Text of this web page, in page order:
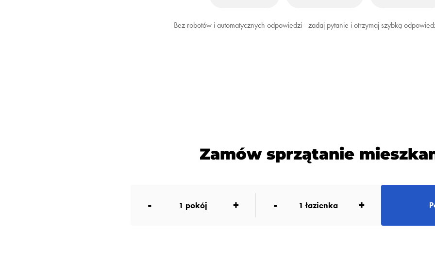
Bez robotów i automatycznych odpowiedzi - zadaj pytanie i otrzymaj szybką
Zamów sprzątanie
- 1 pokój + - 1 łazienka +